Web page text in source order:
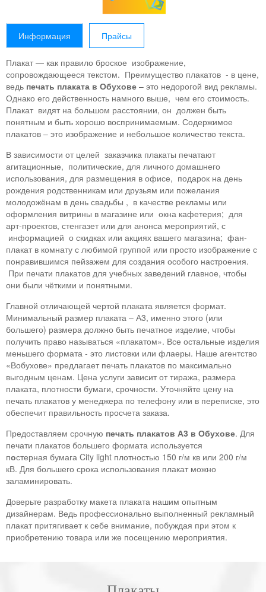
Информация Прайсы
Плакат — как правило броское изображение,
сопровождающееся текстом. Преимущество плакатов - в цене,
ведь печать плаката в Обухове – это недорогой вид рекламы.
Однако его действенность намного выше, чем его стоимость.
Плакат видят на большом расстоянии, он должен быть
понятным и быть хорошо воспринимаемым. Содержимое
плакатов – это изображение и небольшое количество текста.
В зависимости от целей заказчика плакаты печатают
агитационные, политические, для личного домашнего
использования, для размещения в офисе, подарок на день
рождения родственникам или друзьям или пожелания
молодожёнам в день свадьбы , в качестве рекламы или
оформления витрины в магазине или окна кафетерия; для
арт-проектов, стенгазет или для анонса мероприятий, с
информацией о скидках или акциях вашего магазина; фан-
плакат в комнату с любимой группой или просто изображение с
понравившимся пейзажем для создания особого настроения.
При печати плакатов для учебных заведений главное, чтобы
они были чёткими и понятными.
Главной отличающей чертой плаката является формат.
Минимальный размер плаката – А3, именно этого (или
большего) размера должно быть печатное изделие, чтобы
получить право называться «плакатом». Все остальные изделия
меньшего формата - это листовки или флаеры. Наше агентство
«Вобухове» предлагает печать плакатов по максимально
выгодным ценам. Цена услуги зависит от тиража, размера
плаката, плотности бумаги, срочности. Уточняйте цену на
печать плакатов у менеджера по телефону или в переписке, это
обеспечит правильность просчета заказа.
Предоставляем срочную печать плакатов А3 в Обухове. Для
печати плакатов большего формата используется
постерная бумага City light плотностью 150 г/м кв или 200 г/м
кВ. Для большего срока использования плакат можно
заламинировать.
Доверьте разработку макета плаката нашим опытным
дизайнерам. Ведь профессионально выполненный рекламный
плакат притягивает к себе внимание, побуждая при этом к
приобретению товара или же посещению мероприятия.